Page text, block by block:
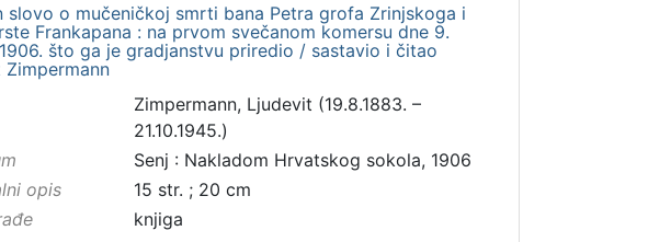
slovo o mučeničkoj smrti bana Petra grofa Zrinjskoga i
Frankapana : na prvom svečanom komersu dne 9.
što ga je gradjanstvu priredio / sastavio i čitao
Zimpermann
Zimpermann, Ljudevit (19.8.1883. –
21.10.1945.)
Senj : Nakladom Hrvatskog sokola, 1906
opis
15 str. ; 20 cm
knjiga